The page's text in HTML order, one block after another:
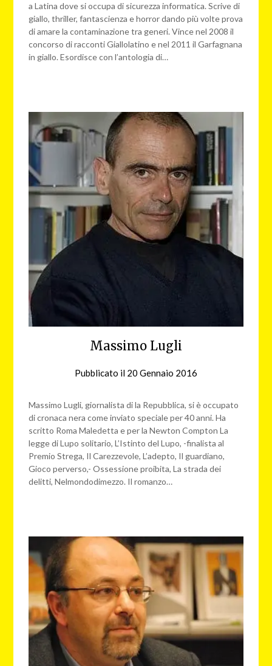
a Latina dove si occupa di sicurezza informatica. Scrive di
giallo, thriller, fantascienza e horror dando più volte prova
di amare la contaminazione tra generi. Vince nel 2008 il
concorso di racconti Giallolatino e nel 2011 il Garfagnana
in giallo. Esordisce con l’antologia di…
Massimo Lugli
Pubblicato il 20 Gennaio 2016
web
Massimo Lugli, giornalista di la Repubblica, si è occupato
di cronaca nera come inviato speciale per 40 anni. Ha
scritto Roma Maledetta e per la Newton Compton La
legge di Lupo solitario, L’Istinto del Lupo, -finalista al
Premio Strega, Il Carezzevole, L’adepto, Il guardiano,
Gioco perverso,- Ossessione proibita, La strada dei
delitti, Nelmondodimezzo. Il romanzo…